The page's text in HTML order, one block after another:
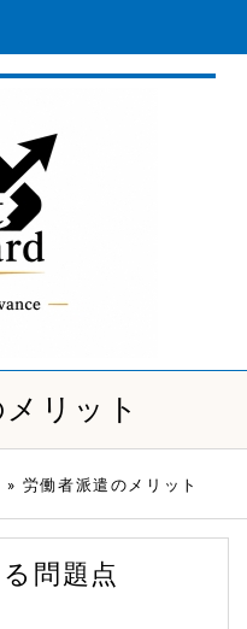
リット
» 労働者派遣のメリット
問題点